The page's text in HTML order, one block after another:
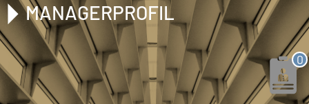
MANAGERPROFIL
0